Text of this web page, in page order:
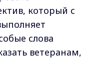
который с
слова
ветеранам,